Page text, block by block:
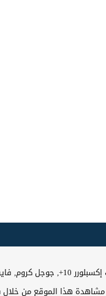
كروم, فايرفوكس, سفاري
هذا الموقع من خلال شاشة